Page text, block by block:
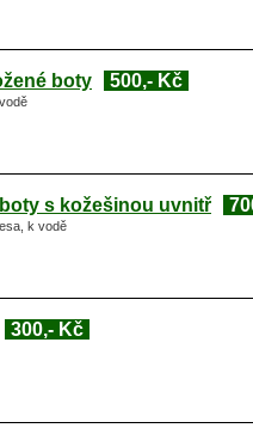
boty 500,- Kč
s kožešinou uvnitř
k vodě
300,- Kč